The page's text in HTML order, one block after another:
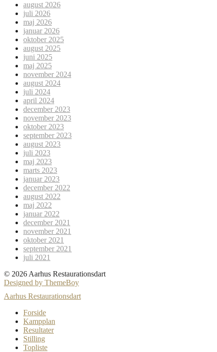
august 2026
juli 2026
maj 2026
januar 2026
oktober 2025
august 2025
juni 2025
maj 2025
november 2024
august 2024
juli 2024
april 2024
december 2023
november 2023
oktober 2023
september 2023
august 2023
juli 2023
maj 2023
marts 2023
januar 2023
december 2022
august 2022
maj 2022
januar 2022
december 2021
november 2021
oktober 2021
september 2021
juli 2021
© 2026 Aarhus Restaurationsdart
Designed by ThemeBoy
Aarhus Restaurationsdart
Forside
Kampplan
Resultater
Stilling
Topliste